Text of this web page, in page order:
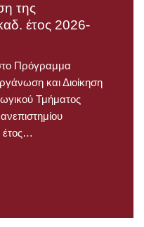
της
έτος 2026-
Πρόγραμμα
και Διοίκηση
Τμήματος
έτος…